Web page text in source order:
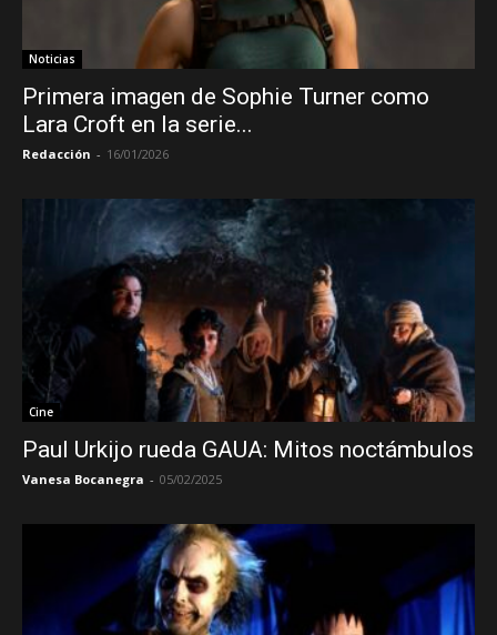
Noticias
Primera imagen de Sophie Turner como
Lara Croft en la serie...
Redacción - 16/01/2026
Cine
Paul Urkijo rueda GAUA: Mitos noctámbulos
Vanesa Bocanegra - 05/02/2025